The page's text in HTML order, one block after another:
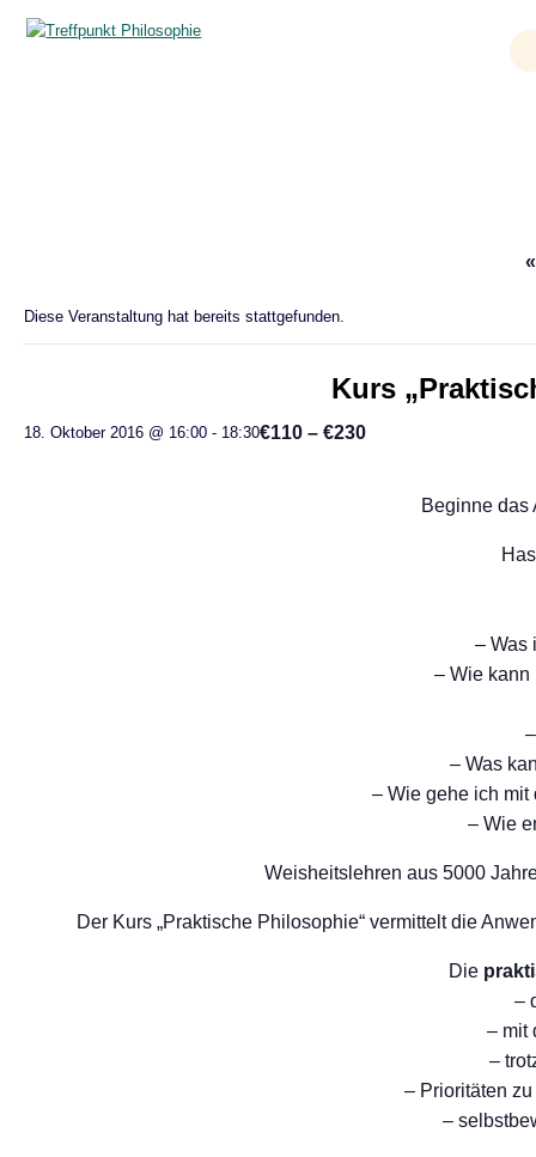
Diese Veranstaltung hat bereits stattgefunden.
Kurs
18. Oktober 2016 @ 16:00 - 18:30€110 – €230
Beginne das
– Was
– Wie kann
– Was
– Wie gehe ich mit
– Wie
Weisheitslehren aus 5000
Der Kurs „Praktische Philosophie“ vermittelt die
Die
–
– mit
–
– Prioritäten
–